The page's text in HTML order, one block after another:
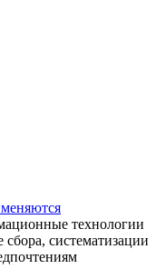
технологии
систематизации